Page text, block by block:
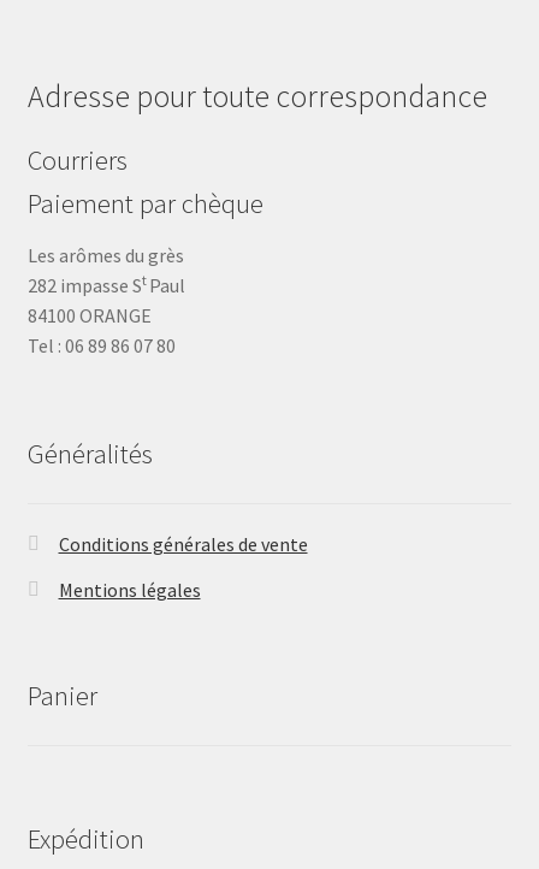
Adresse pour toute correspondance
Courriers
Paiement par chèque
Les arômes du grès
282 impasse St Paul
84100 ORANGE
Tel : 06 89 86 07 80
Généralités
Conditions générales de vente
Mentions légales
Panier
Expédition